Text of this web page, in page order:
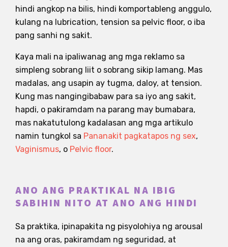
hindi angkop na bilis, hindi komportableng anggulo,
kulang na lubrication, tension sa pelvic floor, o iba
pang sanhi ng sakit.
Kaya mali na ipaliwanag ang mga reklamo sa
simpleng sobrang liit o sobrang sikip lamang. Mas
madalas, ang usapin ay tugma, daloy, at tension.
Kung mas nangingibabaw para sa iyo ang sakit,
hapdi, o pakiramdam na parang may bumabara,
mas nakatutulong kadalasan ang mga artikulo
namin tungkol sa Pananakit pagkatapos ng sex,
Vaginismus, o Pelvic floor.
ANO ANG PRAKTIKAL NA IBIG
SABIHIN NITO AT ANO ANG HINDI
Sa praktika, ipinapakita ng pisyolohiya ng arousal
na ang oras, pakiramdam ng seguridad, at